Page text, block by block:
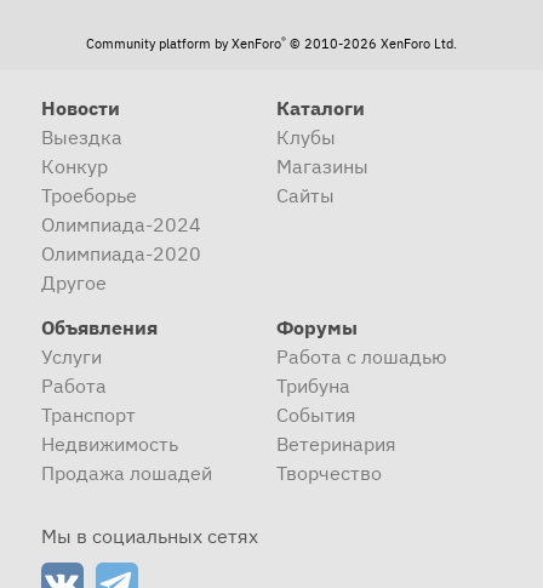
Community platform by XenForo® © 2010-2026 XenForo Ltd.
Новости
Выездка
Конкур
Троеборье
Олимпиада-2024
Олимпиада-2020
Другое
Каталоги
Клубы
Магазины
Сайты
Объявления
Услуги
Работа
Транспорт
Недвижимость
Продажа лошадей
Форумы
Работа с лошадью
Трибуна
События
Ветеринария
Творчество
Мы в социальных сетях